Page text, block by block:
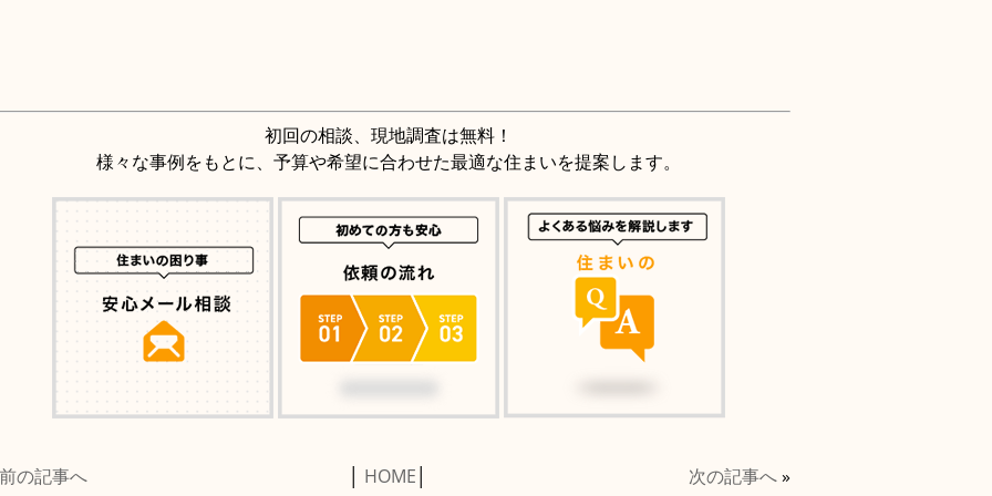
初回の相談、現地調査は無料！
様々な事例をもとに、予算や希望に合わせた最適な住まいを提案します。
前の記事へ HOME 次の記事へ»